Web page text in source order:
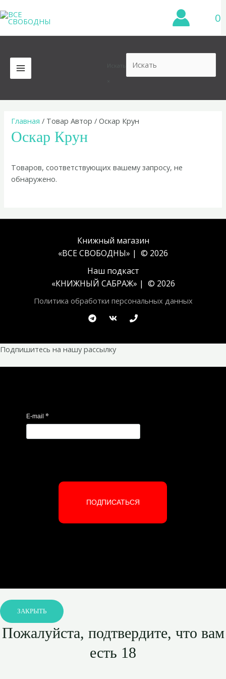
к
содержимому
0
MAIN
MENU
Главная / Товар Автор / Оскар Крун
Оскар Крун
Товаров, соответствующих вашему запросу, не
обнаружено.
Книжный магазин
«ВСЕ СВОБОДНЫ» | © 2026
Наш подкаст
«КНИЖНЫЙ САБРАЖ» | © 2026
Политика обработки персональных данных
Подпишитесь на нашу рассылку
E-mail *
ПОДПИСАТЬСЯ
ЗАКРЫТЬ
Пожалуйста, подтвердите, что вам
есть 18